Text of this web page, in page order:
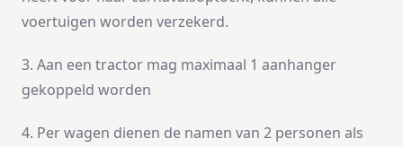
voertuigen worden verzekerd.
3. Aan een tractor mag maximaal 1 aanhanger
gekoppeld worden
4. Per wagen dienen de namen van 2 personen als